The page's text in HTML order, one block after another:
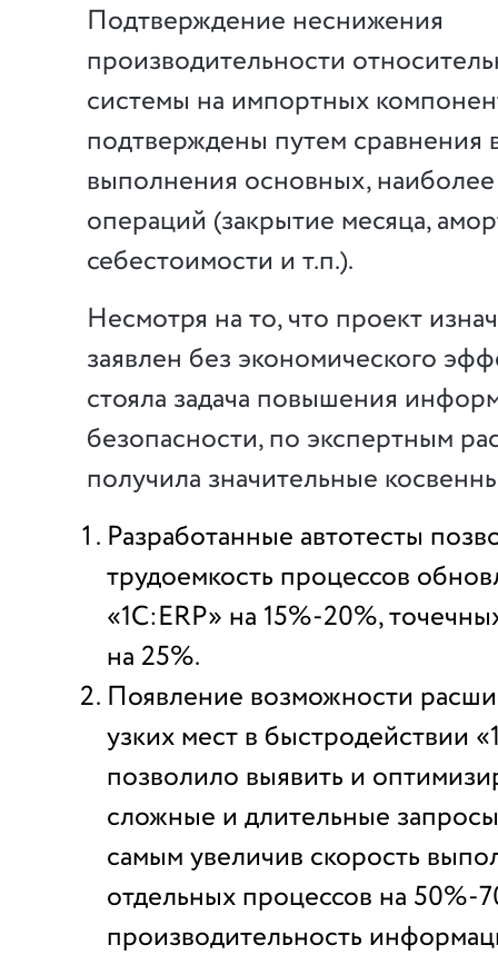
Подтверждение неснижения
производительности
системы на импортных
подтверждены путем сравнения
выполнения основных,
операций (закрытие месяца,
себестоимости и т.п.).
Несмотря на то, что проект
заявлен без экономического
стояла задача повышения
безопасности, по экспертным
получила значительные
Разработанные автотесты
трудоемкость процессов
«1С:ERP» на 15%-20%,
на 25%.
Появление возможности
узких мест в быстродействии
позволило выявить и
сложные и длительные
самым увеличив скорость
отдельных процессов на 50%-
производительность